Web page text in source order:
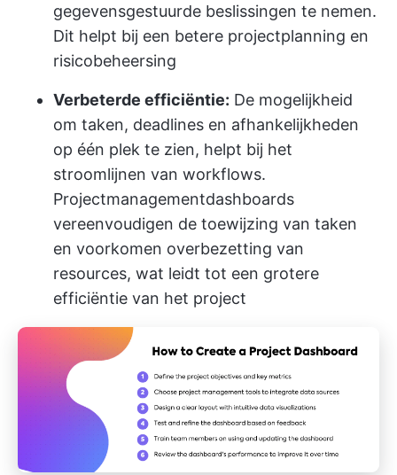
gegevensgestuurde beslissingen te nemen.
Dit helpt bij een betere projectplanning en
risicobeheersing
Verbeterde efficiëntie: De mogelijkheid
om taken, deadlines en afhankelijkheden
op één plek te zien, helpt bij het
stroomlijnen van workflows.
Projectmanagementdashboards
vereenvoudigen de toewijzing van taken
en voorkomen overbezetting van
resources, wat leidt tot een grotere
efficiëntie van het project